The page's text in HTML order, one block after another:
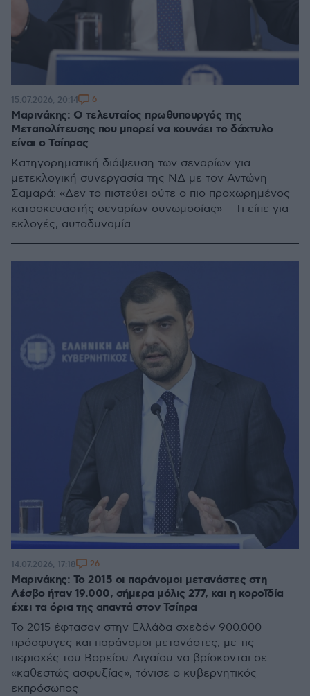
Μαρινάκης: Ο τελευταίος πρωθυπουργός της
Μεταπολίτευσης που μπορεί να κουνάει το δάχτυλο
είναι ο Τσίπρας
Κατηγορηματική διάψευση των σεναρίων για
μετεκλογική συνεργασία της ΝΔ με τον Αντώνη
Σαμαρά: «Δεν το πιστεύει ούτε ο πιο προχωρημένος
κατασκευαστής σεναρίων συνωμοσίας» – Τι είπε για
εκλογές, αυτοδυναμία
15.07.2026, 20:14 6
Μαρινάκης: Το 2015 οι παράνομοι μετανάστες στη
Λέσβο ήταν 19.000, σήμερα μόλις 277, και η κοροϊδία
έχει τα όρια της απαντά στον Τσίπρα
Το 2015 έφτασαν στην Ελλάδα σχεδόν 900.000
πρόσφυγες και παράνομοι μετανάστες, με τις
περιοχές του Βορείου Αιγαίου να βρίσκονται σε
«καθεστώς ασφυξίας», τόνισε ο κυβερνητικός
εκπρόσωπος
14.07.2026, 17:18 26